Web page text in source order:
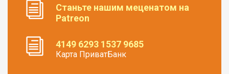
Станьте нашим меценатом на
Patreon
4149 6293 1537 9685
Карта ПриватБанк